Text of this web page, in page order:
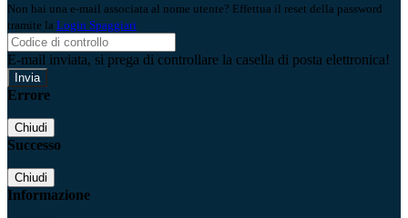
Non hai una e-mail associata al nome utente? Effettua il reset della password
tramite la Login Spaggiari
E-mail inviata, si prega di controllare la casella di posta elettronica!
Errore
Chiudi
Successo
Chiudi
Informazione